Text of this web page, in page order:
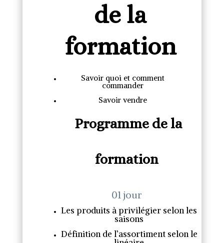
de la
formation
Savoir quoi et comment
commander
Savoir vendre
Programme de la
formation
01 jour
Les produits à privilégier selon les
saisons
Définition de l’assortiment selon le